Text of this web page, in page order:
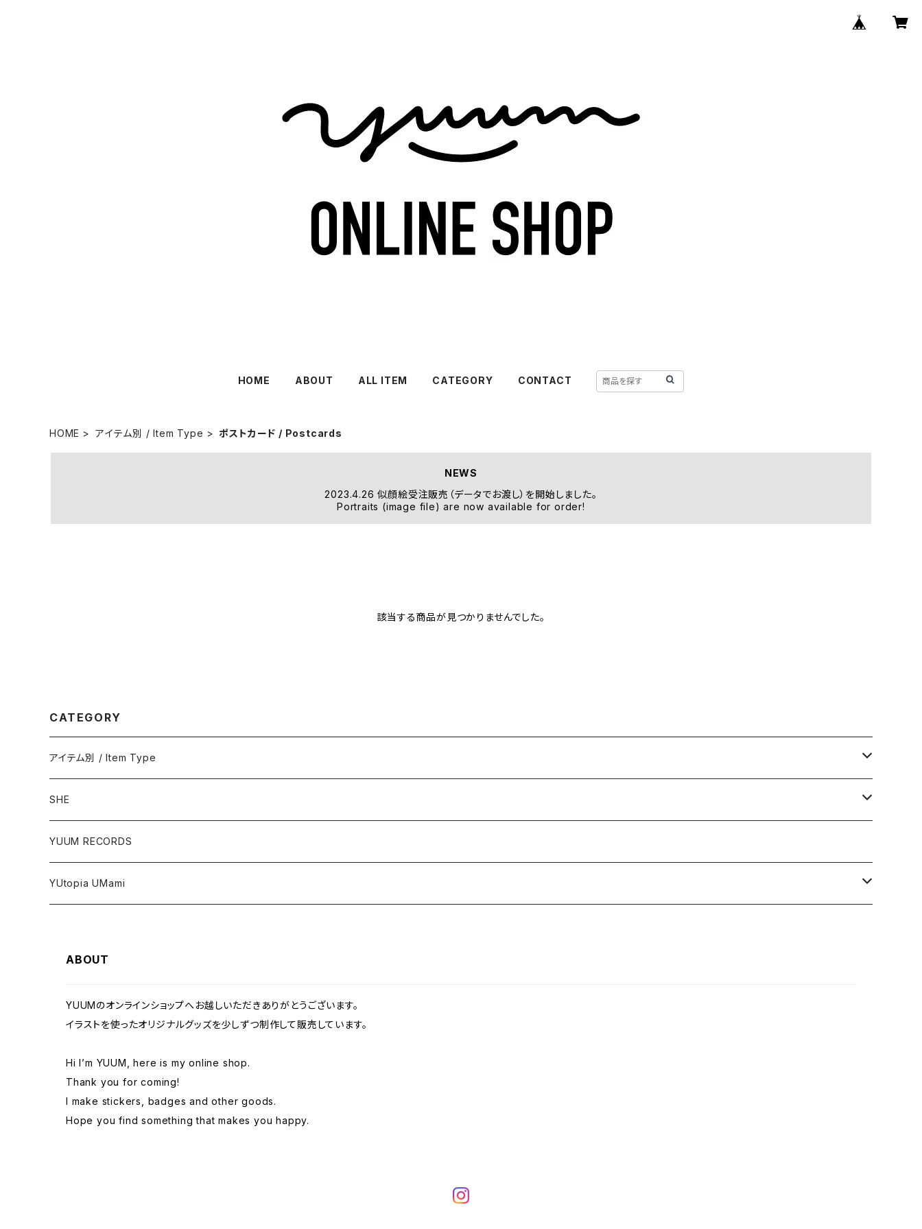
HOME ABOUT ALL ITEM CATEGORY CONTACT
HOME アイテム別 / Item Type ポストカード / Postcards
NEWS
2023.4.26 似顔絵受注販売（データでお渡し）を開始しました。
Portraits (image file) are now available for order!
該当する商品が見つかりませんでした。
CATEGORY
アイテム別 / Item Type
ステッカー / Stickers
ポストカード / Postcards
アクリルグッズ / Acrylic Items
似顔絵 / Portraits
SHE
ステッカー / Stickers
YUUM RECORDS
YUtopia UMami
ステッカー / Stickers
似顔絵 / Portraits
ABOUT
YUUMのオンラインショップへお越しいただきありがとうございます。
イラストを使ったオリジナルグッズを少しずつ制作して販売しています。
Hi I’m YUUM, here is my online shop.
Thank you for coming!
I make stickers, badges and other goods.
Hope you find something that makes you happy.